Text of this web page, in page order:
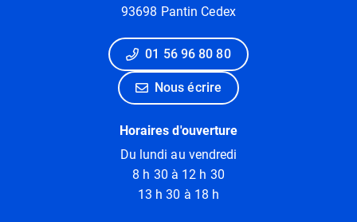
93698 Pantin Cedex
01 56 96 80 80
Nous écrire
Horaires d'ouverture
Du lundi au vendredi
8 h 30 à 12 h 30
13 h 30 à 18 h